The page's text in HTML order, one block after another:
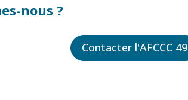
nous ?
Contacter l'AFCCC 49